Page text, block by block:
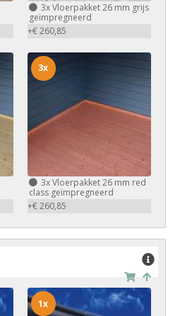
3xVloerpakket 26 mm grijs
geïmpregneerd
+€ 260,85
3xVloerpakket 26 mm red
class geïmpregneerd
+€ 260,85
3x
1x